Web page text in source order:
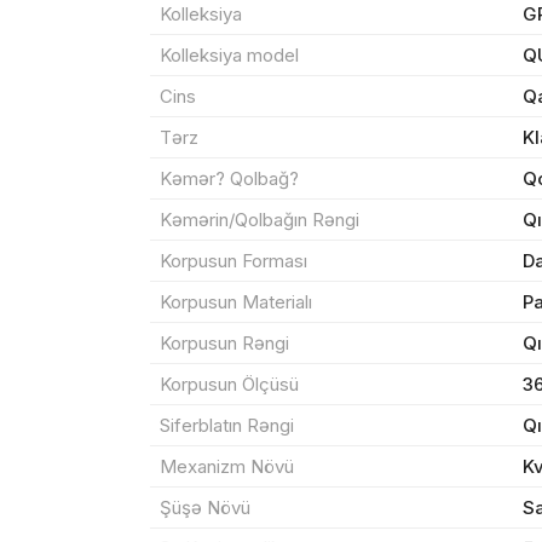
Kolleksiya
Kolleksiya model
Cins
Tərz
Kəmər? Qolbağ?
Kəmərin/Qolbağın Rəngi
Korpusun Forması
Korpusun Materialı
Korpusun Rəngi
Korpusun Ölçüsü
Siferblatın Rəngi
Mexanizm Növü
Şüşə Növü